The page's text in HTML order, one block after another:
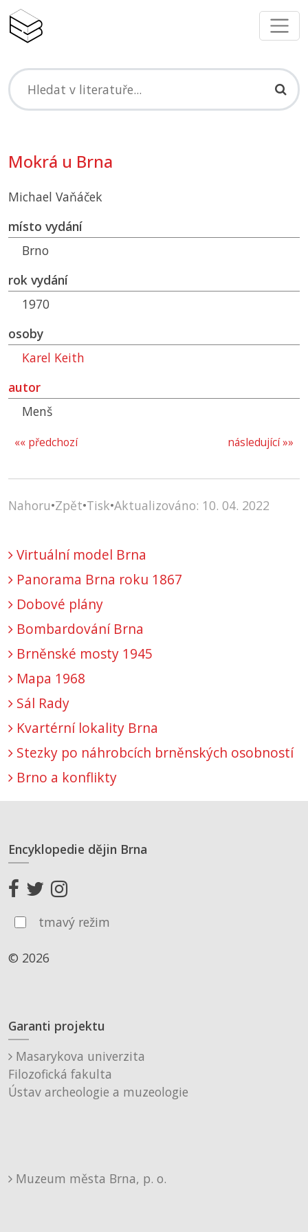
Mokrá u Brna
Michael Vaňáček
místo vydání
Brno
rok vydání
1970
osoby
Karel Keith
autor
Menš
následující »»
«« předchozí
Nahoru•Zpět•Tisk•Aktualizováno: 10. 04. 2022
Virtuální model Brna
Panorama Brna roku 1867
Dobové plány
Bombardování Brna
Brněnské mosty 1945
Mapa 1968
Sál Rady
Kvartérní lokality Brna
Stezky po náhrobcích brněnských osobností
Brno a konflikty
Encyklopedie dějin Brna
tmavý režim
© 2026
Garanti projektu
Masarykova univerzita
Filozofická fakulta
Ústav archeologie a muzeologie
Muzeum města Brna, p. o.